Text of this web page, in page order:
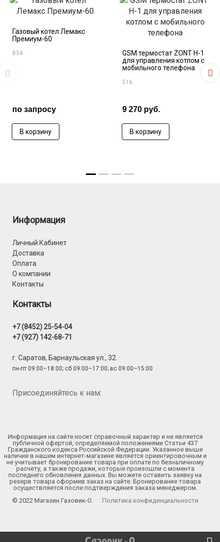
Газовый котел Лемакс
Премиум-60
834
по запросу
В корзину
GSM термостат ZONT H-1
для управления котлом с
мобильного телефона
516
9 270 руб.
В корзину
Информация
Личный Кабинет
Доставка
Оплата
О компании
Контакты
Контакты
+7 (8452) 25-54-04
+7 (927) 142-68-71
г. Саратов, Барнаульская ул., 32.
пн-пт 09:00–18:00; сб 09:00–17:00; вс 09:00–15:00
Присоединяйтесь к нам:
Информация на сайте носит справочный характер и не является
публичной офертой, определяемой положениями Статьи 437
Гражданского кодекса Российской Федерации. Указанное выше
наличие в нашем интернет-магазине является ориентировочным и
не учитывает бронирование товара при оплате по безналичному
расчету, а также продажи, которые произошли с момента
последнего обновления данных. Вы можете оставить заявку на
резерв товара оформив заказ на сайте. Бронирование товара
осуществляется после подтверждения заказа менеджером.
© 2022 Магазин Газовик-О.
Политика конфиденциальности